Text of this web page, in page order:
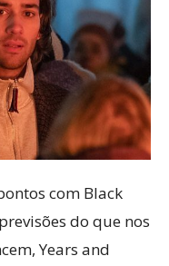
com Black
do que nos
Years and